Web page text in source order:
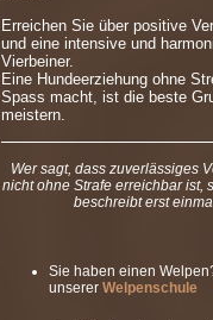
Erreichen Sie über positive
und eine intensive und
Vierbeiner.
Eine Hundeerziehung ohne
Spass macht, ist die beste
meistern.
Wer sagt, dass zuverlässiges
nicht ohne Strafe erreichbar ist,
beschreibt erst
Sie haben einen
unserer Welpenschule